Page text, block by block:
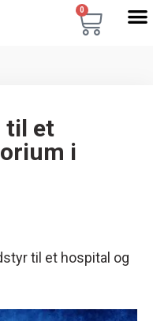
0
til et
i
til et hospital og